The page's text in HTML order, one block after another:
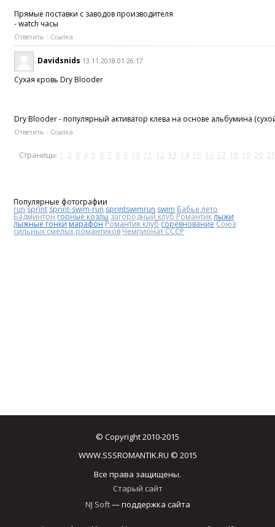
Прямые поставки с заводов производителя
- watch часы
Ответить Ссылка
Davidsnids 13.11.2018 01:26:17
Сухая кровь Dry Blooder
Dry Blooder - популярный активатор клева на основе альбумина
Ответить Ссылка
Страницы: 1 2 3 4 5 6 7 8 9 10 11 12 13 14 15 16 17 18 19 20 21
Популярные фотографии
run sprint sprint-swim-run sprintswimrun swim Бабье лето
Бадминтонгорные козлы загородный клуб Романтиклыжи
лыжные гонки марафонРомантик клубсоревнованиеСоюз
сильных смелых романтиковЧемпионат СССР
© Copyright 2010-2015
WWW.SSSROMANTIK.RU © 2015
Все права защищены.
Старый сайт
NJ Soft— поддержка сайта